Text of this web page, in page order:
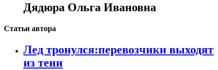
Дядюра Ольга Ивановна
Статьи автора
Лед тронулся:перевозчики выходят
из тени